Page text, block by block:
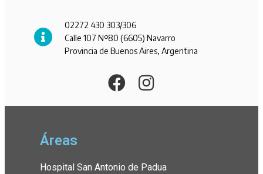
02272 430 303/306
Calle 107 Nº80 (6605) Navarro
Provincia de Buenos Aires, Argentina
Áreas
Hospital San Antonio de Padua